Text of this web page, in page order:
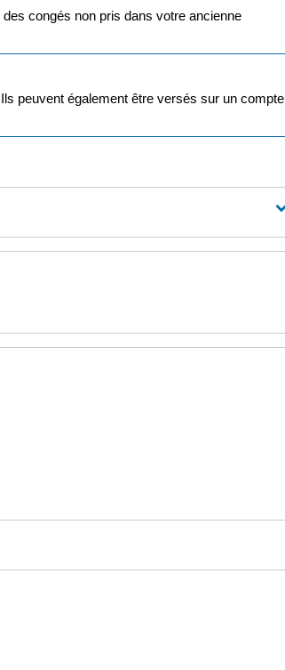
congés non pris dans votre ancienne
peuvent également être versés sur un compte